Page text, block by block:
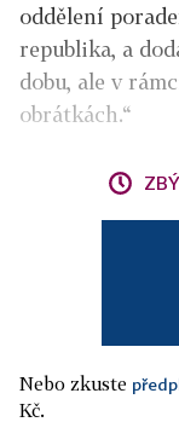
oddělení
republika, a
dobu, ale v
obrátkách.“
Nebo zkuste
Kč.